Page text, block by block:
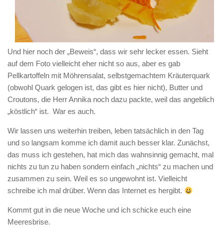
Und hier noch der „Beweis“, dass wir sehr lecker essen. Sieht
auf dem Foto vielleicht eher nicht so aus, aber es gab
Pellkartoffeln mit Möhrensalat, selbstgemachtem Kräuterquark
(obwohl Quark gelogen ist, das gibt es hier nicht), Butter und
Croutons, die Herr Annika noch dazu packte, weil das angeblich
„köstlich“ ist. War es auch.
Wir lassen uns weiterhin treiben, leben tatsächlich in den Tag
und so langsam komme ich damit auch besser klar. Zunächst,
das muss ich gestehen, hat mich das wahnsinnig gemacht, mal
nichts zu tun zu haben sondern einfach „nichts“ zu machen und
zusammen zu sein. Weil es so ungewohnt ist. Vielleicht
schreibe ich mal drüber. Wenn das Internet es hergibt.
Kommt gut in die neue Woche und ich schicke euch eine
Meeresbrise.